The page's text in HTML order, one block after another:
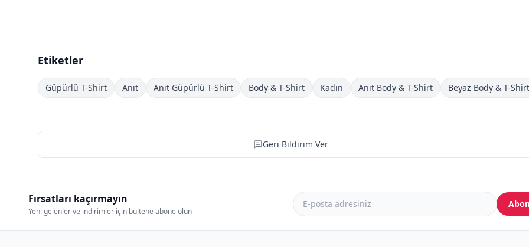
Etiketler
Güpürlü T-Shirt Anıt Anıt Güpürlü T-Shirt Body & T-Shirt Kadın Anıt Body & T-Shirt Beyaz Body & T-Shirt
Geri Bildirim Ver
Fırsatları kaçırmayın
Yeni gelenler ve indirimler için bültene abone olun